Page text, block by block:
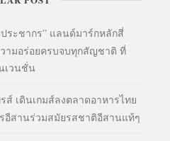
ระชากร” แลนด์มาร์กหลักสี่
ามอร่อยครบจบทุกสัญชาติ ที่
เวนชั่น
รส์ เดินเกมส์ลงตลาดอาหารไทย
อีสานร่วมสมัยรสชาติอีสานแท้ๆ